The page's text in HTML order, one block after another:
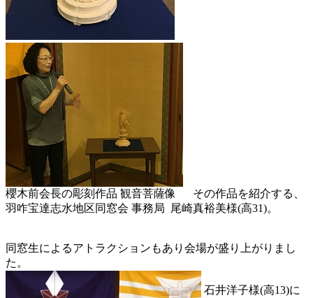
櫻木前会長の彫刻作品 観音菩薩像 その作品を紹介する、
羽咋宝達志水地区同窓会 事務局 尾崎真裕美様(高31)。
同窓生によるアトラクションもあり会場が盛り上がりまし
た。
石井洋子様(高13)に